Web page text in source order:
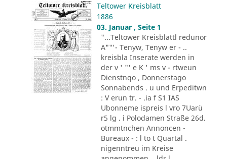
Teltower Kreisblatt
1886
03. Januar , Seite 1
"...Teltower Kreisblattl redunor
A""'- Tenyw, Tenyw er - ..
kreisbla Inserate werden in
der v ' "' e K ' ms v - rtweun
Dienstnqo , Donnerstago
Sonnabends . u und Erpeditwn
: V erun tr. - .ia f S1 IAS
Ubonneme ispreis l vro 7Uarü
r5 lg . i Polodamen Straße 26d.
otmmtnchen Annoncen -
Bureaux - : l to t Quartal .
nigenntreu im Kreise